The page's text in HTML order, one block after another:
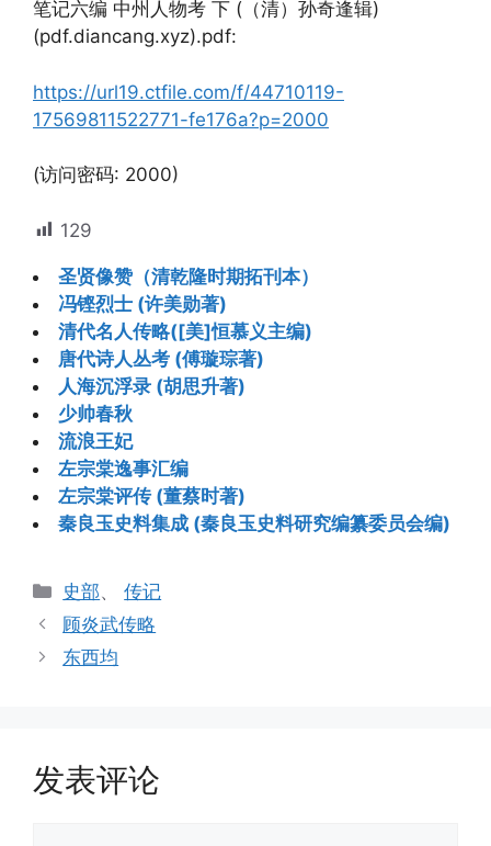
笔记六编 中州人物考 下 (（清）孙奇逢辑)
(pdf.diancang.xyz).pdf:
https://url19.ctfile.com/f/44710119-
17569811522771-fe176a?p=2000
(访问密码: 2000)
129
圣贤像赞（清乾隆时期拓刊本）
冯铿烈士 (许美勋著)
清代名人传略([美]恒慕义主编)
唐代诗人丛考 (傅璇琮著)
人海沉浮录 (胡思升著)
少帅春秋
流浪王妃
左宗棠逸事汇编
左宗棠评传 (董蔡时著)
秦良玉史料集成 (秦良玉史料研究编纂委员会编)
分
类
史部、传记
顾炎武传略
东西均
发表评论